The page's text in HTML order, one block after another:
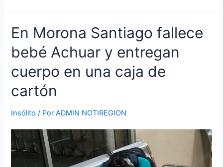
En Morona Santiago fallece
bebé Achuar y entregan
cuerpo en una caja de
cartón
Insólito / PorADMIN NOTIREGION
En
Morona
Santiago
bebé
y
entregan
en
una
caja